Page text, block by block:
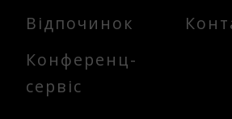
Відпочинок
Конференц-
сервіс